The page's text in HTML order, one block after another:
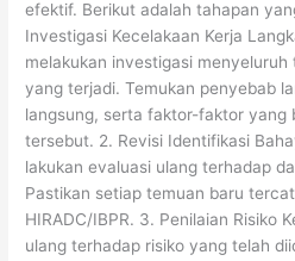
efektif. Berikut adalah tahapan
Investigasi Kecelakaan Kerja
melakukan investigasi
yang terjadi. Temukan penyebab
langsung, serta faktor-faktor yang
tersebut. 2. Revisi Identifikasi
lakukan evaluasi ulang terhadap
Pastikan setiap temuan baru
HIRADC/IBPR. 3. Penilaian Risiko
ulang terhadap risiko yang telah